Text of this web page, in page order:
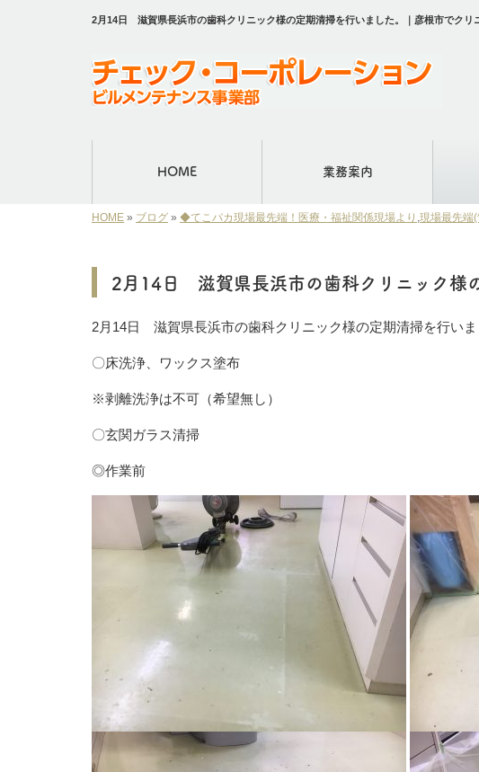
2月14日 滋賀県長浜市の歯科クリニック様の定期清掃を行いました。｜彦根市でク
HOME 業務案内
HOME » ブログ » ◆てこパカ現場最先端！医療・福祉関係現場より ,現場最先端
2月14日 滋賀県長浜市の歯科クリニック様
2月14日 滋賀県長浜市の歯科クリニック様の定期清掃を行いま
〇床洗浄、ワックス塗布
※剥離洗浄は不可（希望無し）
〇玄関ガラス清掃
◎作業前